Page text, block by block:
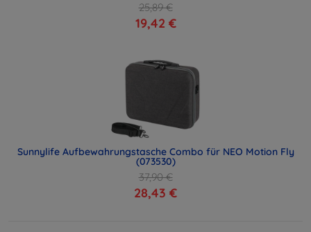
25,89 €
19,42 €
Sunnylife Aufbewahrungstasche Combo für NEO Motion Fly
(073530)
37,90 €
28,43 €